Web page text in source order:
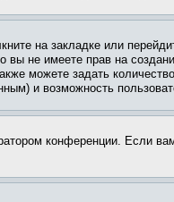
на закладке или
не имеете прав на
можете задать
и возможность
конференции. Если